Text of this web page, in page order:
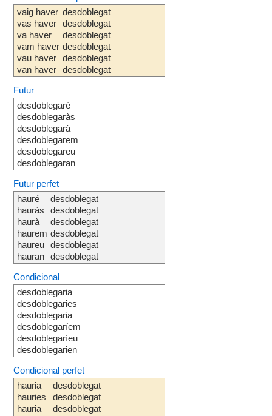
vaig haver
vas haver
va haver
vam haver
vau haver
van haver
desdoblegat
desdoblegat
desdoblegat
desdoblegat
desdoblegat
desdoblegat
Futur
desdoblegaré
desdoblegaràs
desdoblegarà
desdoblegarem
desdoblegareu
desdoblegaran
Futur perfet
hauré
hauràs
haurà
haurem
haureu
hauran
desdoblegat
desdoblegat
desdoblegat
desdoblegat
desdoblegat
desdoblegat
Condicional
desdoblegaria
desdoblegaries
desdoblegaria
desdoblegaríem
desdoblegaríeu
desdoblegarien
Condicional perfet
hauria
hauries
hauria
desdoblegat
desdoblegat
desdoblegat